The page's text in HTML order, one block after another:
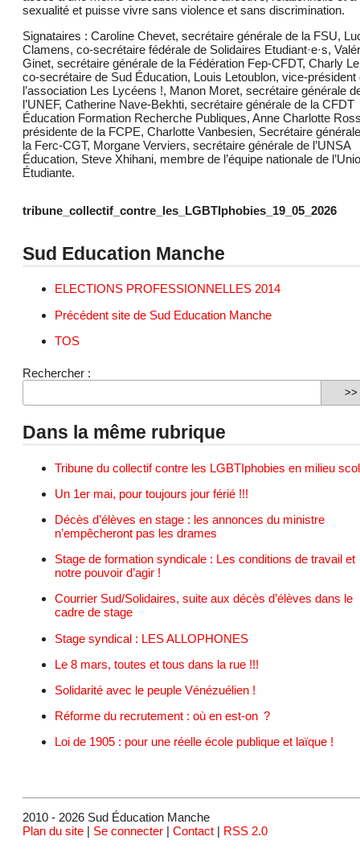
sexualité et puisse vivre sans violence et sans discrimination.
Signataires : Caroline Chevet, secrétaire générale de la FSU,
Clamens, co-secrétaire fédérale de Solidaires Etudiant·e·s,
Ginet, secrétaire générale de la Fédération Fep-CFDT, Charly
co-secrétaire de Sud Éducation, Louis Letoublon, vice-président
l’association Les Lycéens !, Manon Moret, secrétaire générale
l’UNEF, Catherine Nave-Bekhti, secrétaire générale de la CFDT
Éducation Formation Recherche Publiques, Anne Charlotte
présidente de la FCPE, Charlotte Vanbesien, Secrétaire
la Ferc-CGT, Morgane Verviers, secrétaire générale de l’UNSA
Éducation, Steve Xhihani, membre de l’équipe nationale de
Étudiante.
tribune_collectif_contre_les_LGBTIphobies_19_05_2026
Sud Education Manche
ELECTIONS PROFESSIONNELLES 2014
Précédent site de Sud Education Manche
TOS
Rechercher :
Dans la même rubrique
Tribune du collectif contre les LGBTIphobies en milieu
Un 1er mai, pour toujours jour férié !!!
Décès d’élèves en stage : les annonces du ministre
n’empêcheront pas les drames
Stage de formation syndicale : Les conditions de travail et
notre pouvoir d’agir !
Courrier Sud/Solidaires, suite aux décès d’élèves dans le
cadre de stage
Stage syndical : LES ALLOPHONES
Le 8 mars, toutes et tous dans la rue !!!
Solidarité avec le peuple Vénézuélien !
Réforme du recrutement : où en est-on ?
Loi de 1905 : pour une réelle école publique et laïque !
2010 - 2026 Sud Éducation Manche
Plan du site | Se connecter | Contact | RSS 2.0